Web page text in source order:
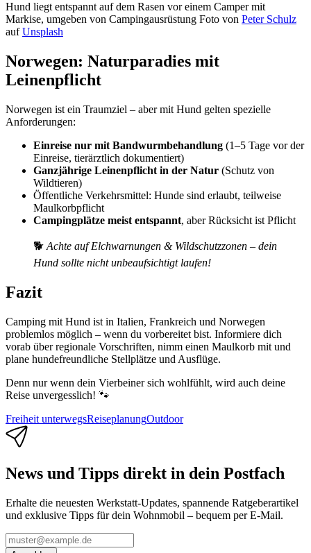
Hund liegt entspannt auf dem Rasen vor einem Camper mit
Markise, umgeben von Campingausrüstung Foto von Peter Schulz
aufUnsplash
Norwegen: Naturparadies mit
Leinenpflicht
Norwegen ist ein Traumziel – aber mit Hund gelten spezielle
Anforderungen:
Einreise nur mit Bandwurmbehandlung (1–5 Tage vor der
Einreise, tierärztlich dokumentiert)
Ganzjährige Leinenpflicht in der Natur (Schutz von
Wildtieren)
Öffentliche Verkehrsmittel: Hunde sind erlaubt, teilweise
Maulkorbpflicht
Campingplätze meist entspannt, aber Rücksicht ist Pflicht
🐕 Achte auf Elchwarnungen & Wildschutzzonen – dein
Hund sollte nicht unbeaufsichtigt laufen!
Fazit
Camping mit Hund ist in Italien, Frankreich und Norwegen
problemlos möglich – wenn du vorbereitet bist. Informiere dich
vorab über regionale Vorschriften, nimm einen Maulkorb mit und
plane hundefreundliche Stellplätze und Ausflüge.
Denn nur wenn dein Vierbeiner sich wohlfühlt, wird auch deine
Reise unvergesslich! 🐾
Freiheit unterwegsReiseplanungOutdoor
News und Tipps direkt in dein Postfach
Erhalte die neuesten Werkstatt-Updates, spannende Ratgeberartikel
und exklusive Tipps für dein Wohnmobil – bequem per E-Mail.